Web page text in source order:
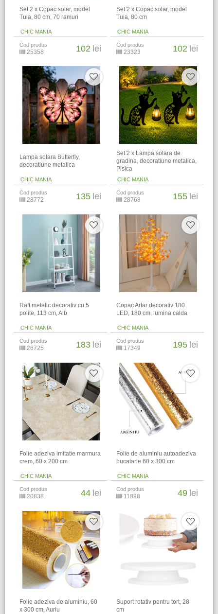
Set 2 x Copac solar, model
Tuia, 80 cm, 70 ramuri
CHIC MANIA
Cod produs
25358 102 lei
Set 2 x Copac solar, model
Tuia, 80 cm
CHIC MANIA
Cod produs
23323 102 lei
Lampa solara Butterfly,
decoratiune metalica
CHIC MANIA
Cod produs
28772 135 lei
Set 2 x Lampa solara de
gradina, decoratiune metalica,
Pisica
CHIC MANIA
Cod produs
28768 155 lei
Raft metalic decorativ cu 5
polite, 113 cm, Alb
CHIC MANIA
Cod produs
26725 183 lei
Copac Artar decorativ 180
LED, 180 cm, lumina calda
CHIC MANIA
Cod produs
17349 195 lei
Folie adeziva imitatie marmura
crem, 60 x 200 cm
CHIC MANIA
Cod produs
20838 44 lei
Folie de aluminiu autoadeziva
bucatarie 60 x 300 cm
CHIC MANIA
Cod produs
11898 49 lei
Folie adeziva de aluminiu, 60
x 300 cm, Auriu
Suport rotativ pentru tort, 28
cm